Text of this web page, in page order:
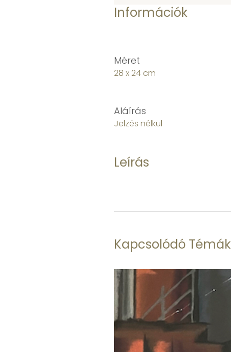
Információk
Méret
28 x 24 cm
Aláírás
Jelzés nélkül
Leírás
Kapcsolódó Témák